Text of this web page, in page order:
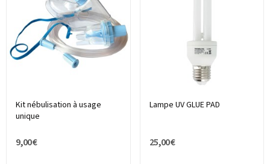
Kit nébulisation à usage
unique
9,00 €
Lampe UV GLUE PAD
25,00 €